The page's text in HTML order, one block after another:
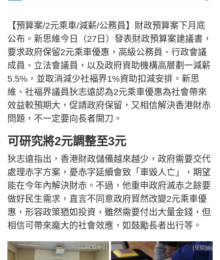
【預算案/2元乘車/減薪/公務員】財政預算案下月底
公布。新思維今日（27日）發表財政預算案建議書，
要求政府保留2元乘車優惠，高級公務員、行政會議
成員、立法會議員，以及政府資助機構高層劃一減薪
5.5%，並取消減少社褔界1%資助扣減安排。新思
維、社褔界議員狄志遠認為2元乘車優惠為社會帶來
效益較預期大，促請政府保留，又相信解決香港財赤
問題，不一定要向長者開刀。
可研究將2元調整至3元
狄志遠指出，香港財政儲備越來越少，政府需要交代
處理赤字方案，憂赤字延續會致「車毀人亡」，期望
能在今年內解決財赤。不過，他重申政府滅赤之餘要
做好民生需求，直言不同意政府貿然改變2元乘車優
惠，形容政策猶如投資，雖然需要付出大量金錢，但
相信可帶來龐大的社會效應，如鼓勵長者出行等。